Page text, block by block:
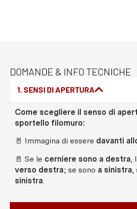
DOMANDE & INFO TECNICHE
1. SENSI DI APERTURA
Come scegliere il senso di
sportello filomuro:
🚪 Immagina di essere davanti
🚪 Se le cerniere sono a destra,
verso destra; se sono a sinistra,
sinistra.